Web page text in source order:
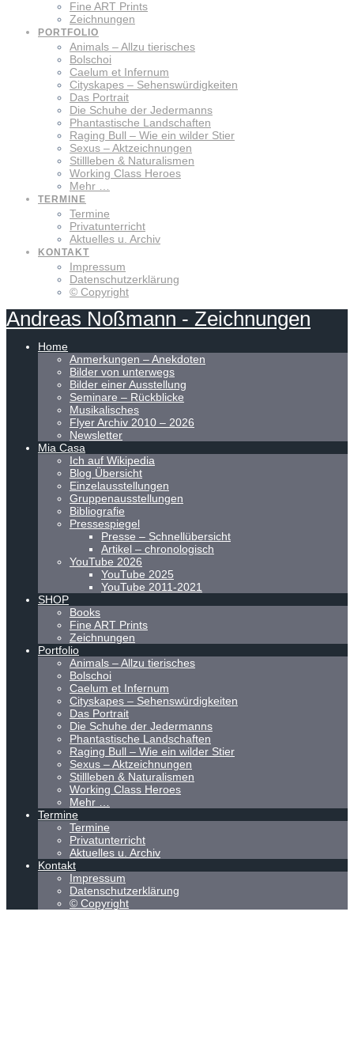
Fine ART Prints
Zeichnungen
PORTFOLIO
Animals – Allzu tierisches
Bolschoi
Caelum et Infernum
Cityskapes – Sehenswürdigkeiten
Das Portrait
Die Schuhe der Jedermanns
Phantastische Landschaften
Raging Bull – Wie ein wilder Stier
Sexus – Aktzeichnungen
Stillleben & Naturalismen
Working Class Heroes
Mehr …
TERMINE
Termine
Privatunterricht
Aktuelles u. Archiv
KONTAKT
Impressum
Datenschutzerklärung
© Copyright
Andreas Noßmann - Zeichnungen
Home
Anmerkungen – Anekdoten
Bilder von unterwegs
Bilder einer Ausstellung
Seminare – Rückblicke
Musikalisches
Flyer Archiv 2010 – 2026
Newsletter
Mia Casa
Ich auf Wikipedia
Blog Übersicht
Einzelausstellungen
Gruppenausstellungen
Bibliografie
Pressespiegel
Presse – Schnellübersicht
Artikel – chronologisch
YouTube 2026
YouTube 2025
YouTube 2011-2021
SHOP
Books
Fine ART Prints
Zeichnungen
Portfolio
Animals – Allzu tierisches
Bolschoi
Caelum et Infernum
Cityskapes – Sehenswürdigkeiten
Das Portrait
Die Schuhe der Jedermanns
Phantastische Landschaften
Raging Bull – Wie ein wilder Stier
Sexus – Aktzeichnungen
Stillleben & Naturalismen
Working Class Heroes
Mehr …
Termine
Termine
Privatunterricht
Aktuelles u. Archiv
Kontakt
Impressum
Datenschutzerklärung
© Copyright